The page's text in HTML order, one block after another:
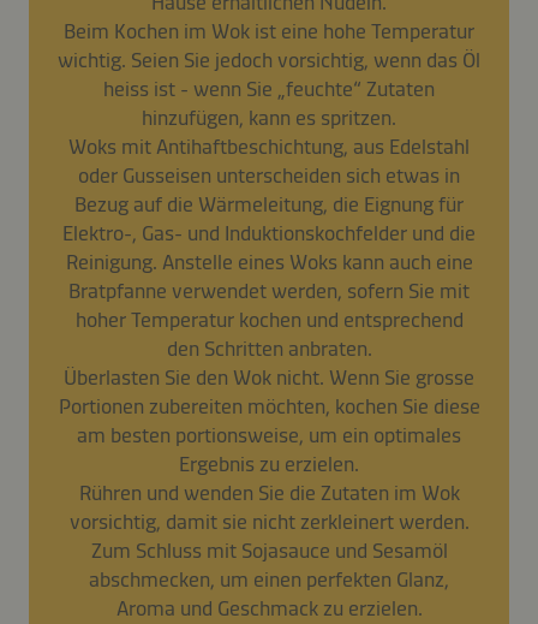
Beim Kochen im Wok ist eine hohe Temperatur
wichtig. Seien Sie jedoch vorsichtig, wenn das Öl
heiss ist - wenn Sie „feuchte“ Zutaten
hinzufügen, kann es spritzen.
Woks mit Antihaftbeschichtung, aus Edelstahl
oder Gusseisen unterscheiden sich etwas in
Bezug auf die Wärmeleitung, die Eignung für
Elektro-, Gas- und Induktionskochfelder und die
Reinigung. Anstelle eines Woks kann auch eine
Bratpfanne verwendet werden, sofern Sie mit
hoher Temperatur kochen und entsprechend
den Schritten anbraten.
Überlasten Sie den Wok nicht. Wenn Sie grosse
Portionen zubereiten möchten, kochen Sie diese
am besten portionsweise, um ein optimales
Ergebnis zu erzielen.
Rühren und wenden Sie die Zutaten im Wok
vorsichtig, damit sie nicht zerkleinert werden.
Zum Schluss mit Sojasauce und Sesamöl
abschmecken, um einen perfekten Glanz,
Aroma und Geschmack zu erzielen.